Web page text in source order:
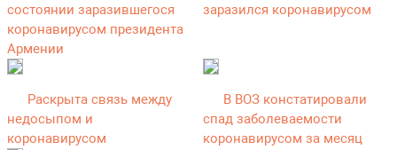
состоянии заразившегося
коронавирусом президента
Армении
заразился коронавирусом
Раскрыта связь между
недосыпом и
коронавирусом
В ВОЗ констатировали
спад заболеваемости
коронавирусом за месяц